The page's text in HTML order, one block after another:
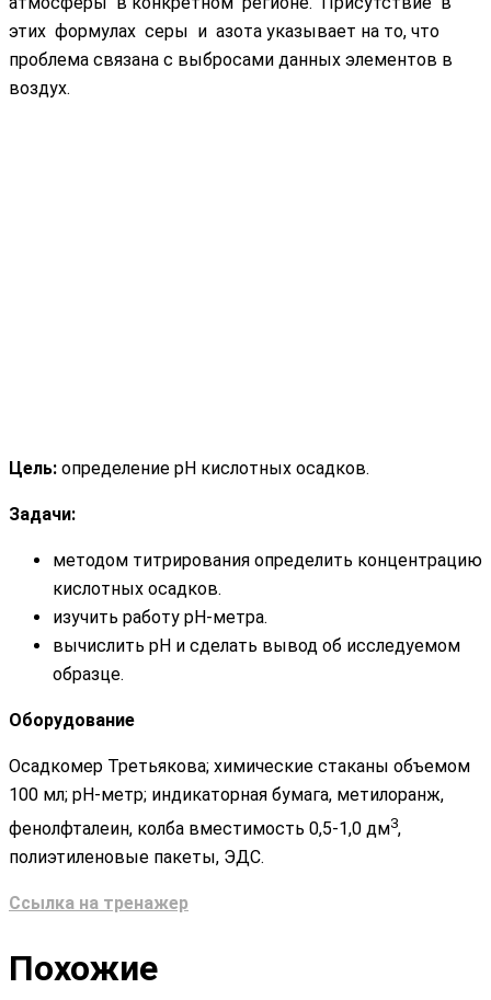
этих формулах серы и азота указывает на то, что
проблема связана с выбросами данных элементов в
воздух.
Цель: определение рН кислотных осадков.
Задачи:
методом титрирования определить концентрацию
кислотных осадков.
изучить работу рН-метра.
вычислить рН и сделать вывод об исследуемом
образце.
Оборудование
Осадкомер Третьякова; химические стаканы объемом
100 мл; рН-метр; индикаторная бумага, метилоранж,
фенолфталеин, колба вместимость 0,5-1,0 дм3,
полиэтиленовые пакеты, ЭДС.
Ссылка на тренажер
Похожие